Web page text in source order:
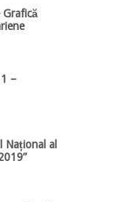
Grafică
–
Național al